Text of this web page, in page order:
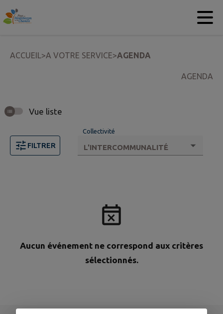
Contenu
ACCUEIL>A VOTRE SERVICE>AGENDA
AGENDA
Vue liste
FILTRER
Collectivité
Aucun événement ne correspond aux critères
sélectionnés.